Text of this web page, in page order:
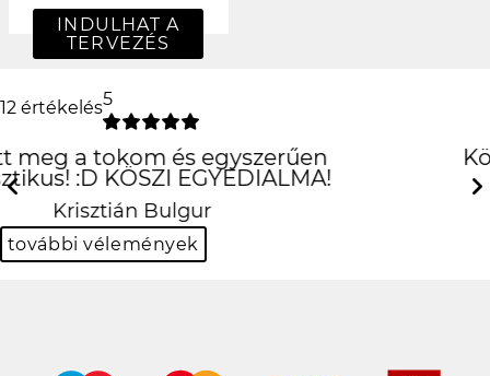
INDULHAT A
TERVEZÉS
12 értékelés5
Köszönöm szépen király
lett!!
Balázs Halász
Previous
további vélemények